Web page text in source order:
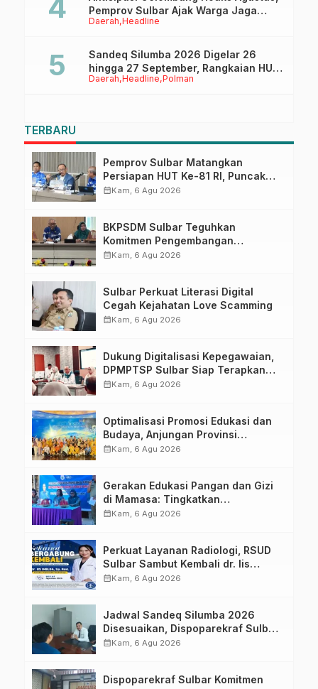
Daerah Headline
Pemprov Sulbar Ajak Warga Jaga
Ruang Digital
Daerah Headline Polman
Sandeq Silumba 2026 Digelar 26
hingga 27 September, Rangkaian HUT
Sulbar
TERBARU
Pemprov Sulbar Matangkan
Persiapan HUT Ke-81 RI, Puncak
Upacara di Lapangan Ahmad
calendar_monthKam, 6 Agu 2026
BKPSDM Sulbar Teguhkan
Komitmen Pengembangan
Kompetensi ASN melalui
calendar_monthKam, 6 Agu 2026
Sulbar Perkuat Literasi Digital
Cegah Kejahatan Love Scamming
calendar_monthKam, 6 Agu 2026
Dukung Digitalisasi Kepegawaian,
DPMPTSP Sulbar Siap Terapkan
Aplikasi FLEKSI ASN
calendar_monthKam, 6 Agu 2026
Optimalisasi Promosi Edukasi dan
Budaya, Anjungan Provinsi
Sulawesi Barat Perkuat Kolaborasi
calendar_monthKam, 6 Agu 2026
Gerakan Edukasi Pangan dan Gizi
di Mamasa: Tingkatkan
Pengetahuan dan Keterampilan
calendar_monthKam, 6 Agu 2026
Perkuat Layanan Radiologi, RSUD
Sulbar Sambut Kembali dr. Iis
Imelda, Sp.Rad
calendar_monthKam, 6 Agu 2026
Jadwal Sandeq Silumba 2026
Disesuaikan, Dispoparekraf Sulbar
Pastikan Persiapan Tetap
calendar_monthKam, 6 Agu 2026
Dispoparekraf Sulbar Komitmen